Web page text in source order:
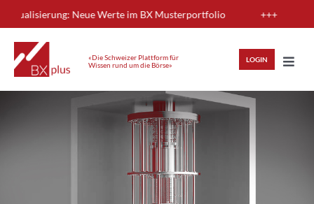
to
content
Neue Werte im BX Musterportfolio +++ Neue
«Die Schweizer Plattform für
Wissen rund um die Börse»
LOGIN